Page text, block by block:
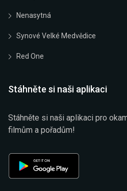
Nenasytná
Synové Velké Medvědice
Red One
Stáhněte si naši aplikaci
Stáhněte si naši aplikaci pro
filmům a pořadům!